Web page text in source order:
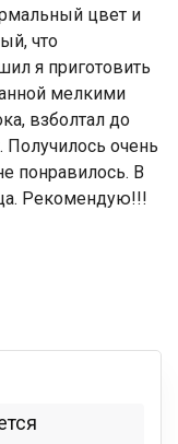
цвет и
что
я приготовить
мелкими
взболтал до
очень
понравилось. В
Рекомендую!!!